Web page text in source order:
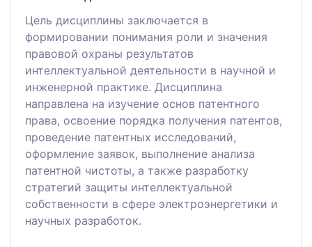
Цель дисциплины заключается в
формировании понимания роли и значения
правовой охраны результатов
интеллектуальной деятельности в научной и
инженерной практике. Дисциплина
направлена на изучение основ патентного
права, освоение порядка получения патентов,
проведение патентных исследований,
оформление заявок, выполнение анализа
патентной чистоты, а также разработку
стратегий защиты интеллектуальной
собственности в сфере электроэнергетики и
научных разработок.